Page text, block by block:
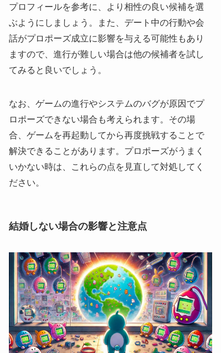
プロフィールを参考に、より相性の良い候補を選
ぶようにしましょう。また、デート中の行動や会
話がプロポーズ成立に影響を与える可能性もあり
ますので、進行が難しい場合は他の候補者を試し
てみると良いでしょう。
なお、ゲームの進行やシステムのバグが原因でプ
ロポーズできない場合も考えられます。その場
合、ゲームを再起動してから再度挑戦することで
解決できることがあります。プロポーズがうまく
いかない時は、これらの点を見直して対処してく
ださい。
結婚しない場合の影響と注意点